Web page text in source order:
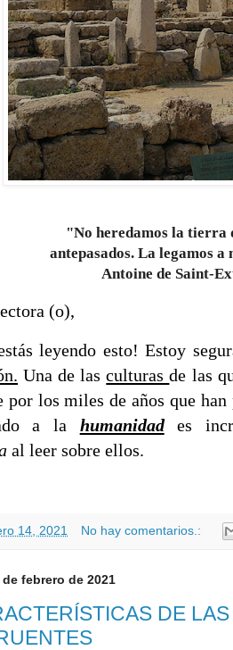
"No heredamos la tierra
antepasados. La legamos
Antoine de Saint-
(o),
leyendo esto! Estoy
Una de lasculturasde las
por los miles de años que
a la humanidades
al leer sobre ellos.
14, 2021 No hay comentarios.:
febrero de 2021
DE